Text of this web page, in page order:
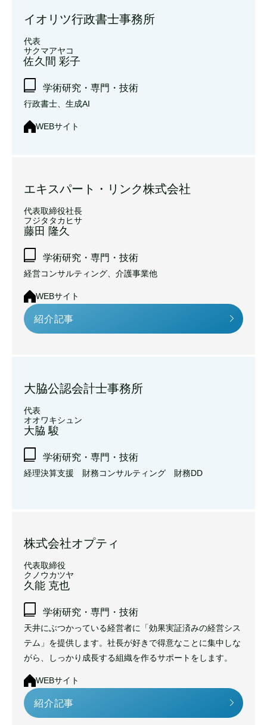
イオリツ行政書士事務所
代表
サクマアヤコ
佐久間 彩子
学術研究・専門・技術
行政書士、生成AI
WEBサイト
エキスパート・リンク株式会社
代表取締役社長
フジタタカヒサ
藤田 隆久
学術研究・専門・技術
経営コンサルティング、介護事業他
WEBサイト
紹介記事
大脇公認会計士事務所
代表
オオワキシュン
大脇 駿
学術研究・専門・技術
経理決算支援 財務コンサルティング 財務DD
株式会社オプティ
代表取締役
クノウカツヤ
久能 克也
学術研究・専門・技術
天井にぶつかっている経営者に「効果実証済みの経営シス
テム」を提供します。社長が好きで得意なことに集中しな
がら、しっかり成長する組織を作るサポートをします。
WEBサイト
紹介記事